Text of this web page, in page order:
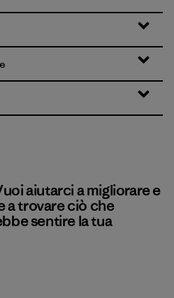
aiutarci a migliorare e
a trovare ciò che
sentire la tua